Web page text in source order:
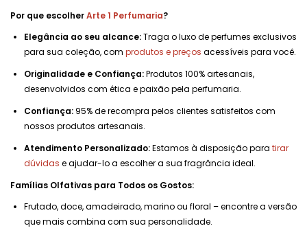
Por que escolherArte 1 Perfumaria?
Elegância ao seu alcance:Traga o luxo de perfumes exclusivos
para sua coleção, com produtos e preços acessíveis para você.
Originalidade e Confiança:Produtos 100% artesanais,
desenvolvidos com ética e paixão pela perfumaria.
Confiança: 95% de recompra pelos clientes satisfeitos com
nossos produtos artesanais.
Atendimento Personalizado:Estamos à disposição para tirar
dúvidas e ajudar-lo a escolher a sua fragrância ideal.
Famílias Olfativas para Todos os Gostos:
Frutado, doce, amadeirado, marino ou floral – encontre a versão
que mais combina com sua personalidade.